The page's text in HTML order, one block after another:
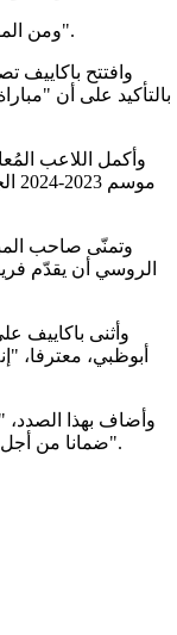
ومن المقرر أن يتجدد اللقاء على أرضية "استاد آل نهيان".
وافتتح باكاييف
بالتأكيد على أن
وأكمل اللاعب
الروسي أن يقدّم
وأثنى باكاييف
أبوظبي، معترفا،
وأضاف بهذا
ضمانا من أجل نجاح الحدث، لا سيما على المستوى الجماهيري".